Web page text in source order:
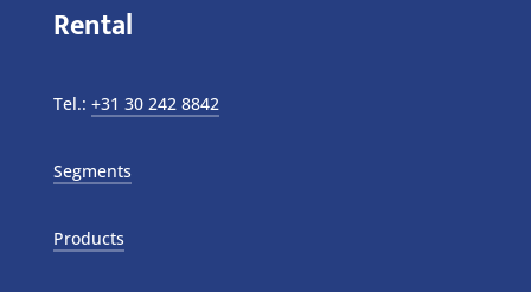
Rental
Tel.: +31 30 242 8842
Segments
Products